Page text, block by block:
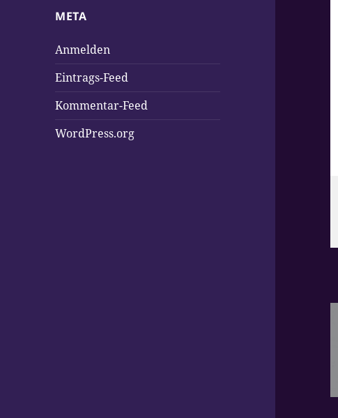
META
Anmelden
Eintrags-Feed
Kommentar-Feed
WordPress.org